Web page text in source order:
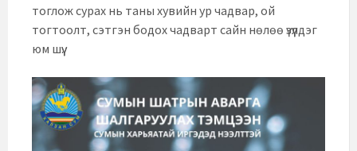
тоглож сурах нь таны хувийн ур чадвар, ой
тогтоолт, сэтгэн бодох чадварт сайн нөлөө үзүүлдэг
юм шүү.